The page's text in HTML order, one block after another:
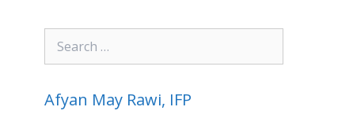
Search
for:
Afyan May Rawi, IFP